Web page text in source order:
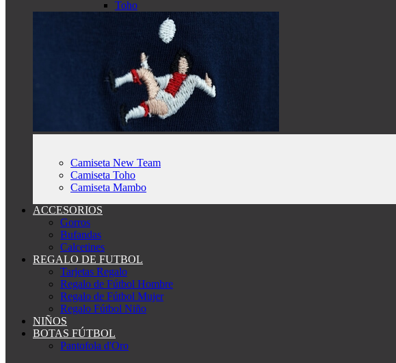
Toho
Camiseta New Team
Camiseta Toho
Camiseta Mambo
ACCESORIOS
Gorros
Bufandas
Calcetines
REGALO DE FUTBOL
Tarjetas Regalo
Regalo de Fútbol Hombre
Regalo de Fútbol Mujer
Regalo Fútbol Niño
NIÑOS
BOTAS FÚTBOL
Pantofola d'Oro